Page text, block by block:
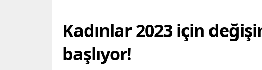
Kadınlar 2023 için
başlıyor!